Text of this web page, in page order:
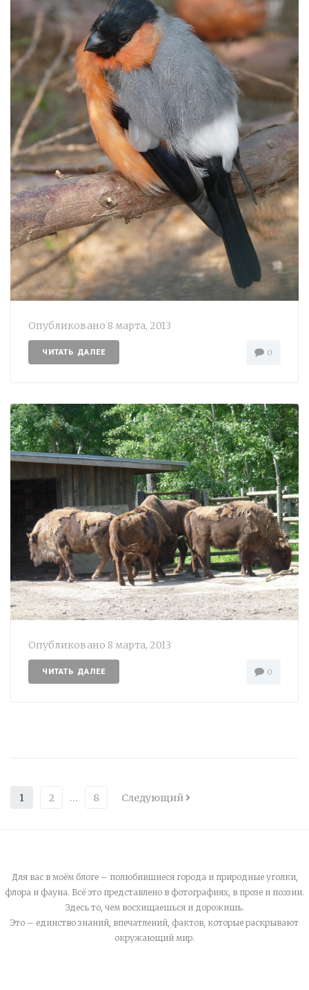
Опубликовано 8 марта, 2013
ЧИТАТЬ ДАЛЕЕ 0
Опубликовано 8 марта, 2013
ЧИТАТЬ ДАЛЕЕ 0
1 2 … 8 Следующий
Для вас в моём блоге – полюбившиеся города и природные уголки,
флора и фауна. Всё это представлено в фотографиях, в прозе и поэзии.
Здесь то, чем восхищаешься и дорожишь.
Это – единство знаний, впечатлений, фактов, которые раскрывают
окружающий мир.